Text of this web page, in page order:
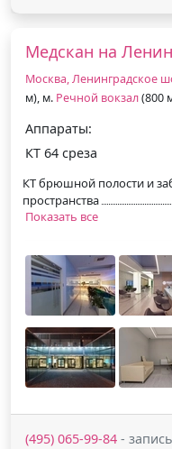
Медскан на
Москва, Ленинградское
м), м. Речной вокзал(800
Аппараты:
КТ 64 среза
КТ брюшной полости и
пространства
Показать все
(495) 065-99-84 -